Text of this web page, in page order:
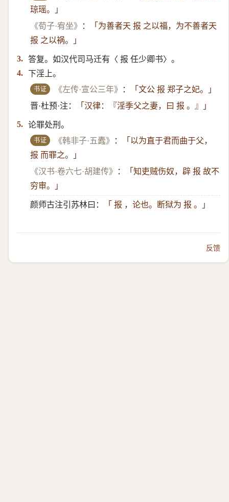
琼瑶。」
《荀子·宥坐》
：
「为善者天 报 之以福，为不善者天
报 之以祸。」
3. 答复。如汉代司马迁有〈 报 任少卿书〉。
4. 下淫上。
书证 《左传·宣公三年》 ：
「文公 报 郑子之妃。」
晋·杜预·注：
「汉律：『淫季父之妻，曰 报 。』」
5. 论罪处刑。
书证 《韩非子·五蠹》 ：
「以为直于君而曲于父，
报 而罪之。」
《汉书·卷六七·胡建传》
：
「知吏贼伤奴，辟 报 故不
穷审。」
颜师古注引苏林曰： 「 报 ，论也。断狱为 报 。」
反馈